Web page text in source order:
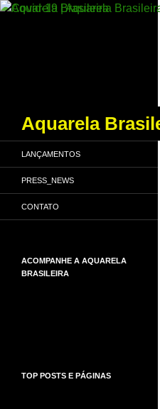
Aquarela
LANÇAMENTOS
PRESS_NEWS
CONTATO
ACOMPANHE A AQUARELA
BRASILEIRA
TOP POSTS E PÁGINAS